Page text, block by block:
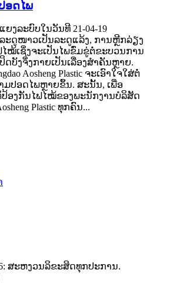
ອດໄພ
ຍງລະບົບໃນວັນທີ 21-04-19
ລະດູໜາວເປັນລະດູແລ້ງ, ການຫຼີກລ່ຽງ
ໄໝ້ເຊິ່ງຈະເປັນໄພຂົ່ມຂູ່ຕໍ່ຂະບວນການ
ບັງຈຶ່ງກາຍເປັນເລື່ອງສຳຄັນຫຼາຍ.
Aosheng Plastic ຈະເອົາໃຈໃສ່ຕໍ່
ມປອດໄພຫຼາຍຂຶ້ນ. ສະນັ້ນ, ເພື່ອ
ປ້ອງກັນໄຟໄໝ້ຂອງພະນັກງານບໍລິສັດ
Plastic ທຸກຄົນ...
ສະຫງວນລິຂະສິດທຸກປະການ.